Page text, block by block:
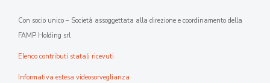
Con socio unico – Società assoggettata alla direzione e coordinamento della
FAMP Holding srl
Elenco contributi statali ricevuti
Informativa estesa videosorveglianza